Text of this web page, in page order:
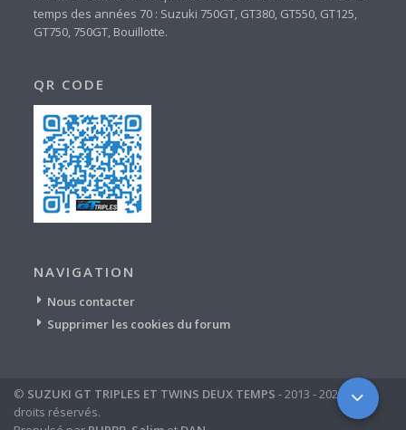
temps des années 70 : Suzuki 750GT, GT380, GT550, GT125,
GT750, 750GT, Bouillotte.
QR CODE
NAVIGATION
Nous contacter
Supprimer les cookies du forum
© SUZUKI GT TRIPLES ET TWINS DEUX TEMPS - 2013 - 2024 - tous
droits réservés.